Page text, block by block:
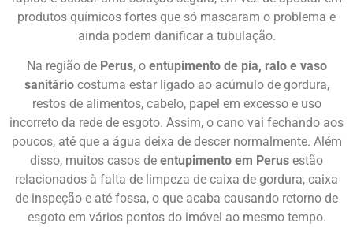
produtos químicos fortes que só mascaram o problema e
ainda podem danificar a tubulação.
Na região de Perus, o entupimento de pia, ralo e vaso
sanitáriocostuma estar ligado ao acúmulo de gordura,
restos de alimentos, cabelo, papel em excesso e uso
incorreto da rede de esgoto. Assim, o cano vai fechando aos
poucos, até que a água deixa de descer normalmente. Além
disso, muitos casos de entupimento em Perus estão
relacionados à falta de limpeza de caixa de gordura, caixa
de inspeção e até fossa, o que acaba causando retorno de
esgoto em vários pontos do imóvel ao mesmo tempo.